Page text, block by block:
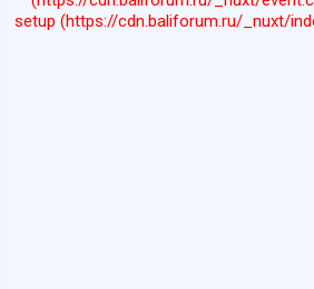
setup (https://cdn.baliforum.ru/_nuxt/